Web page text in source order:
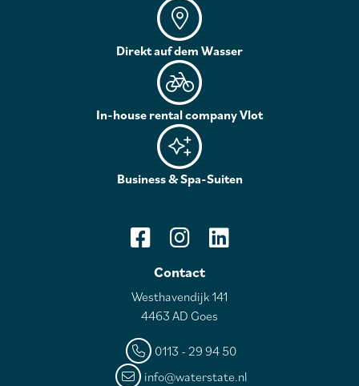
Direkt auf dem Wasser
In-house rental company Vlot
Business & Spa-Suiten
Contact
Westhavendijk 141
4463 AD Goes
0113 - 29 94 50
info@waterstate.nl